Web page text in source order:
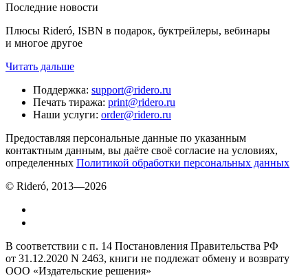
Последние новости
Плюсы Rideró, ISBN в подарок, буктрейлеры, вебинары
и многое другое
Читать дальше
Поддержка: support@ridero.ru
Печать тиража: print@ridero.ru
Наши услуги: order@ridero.ru
Предоставляя персональные данные по указанным
контактным данным, вы даёте своё согласие на условиях,
определенных Политикой обработки персональных данных
© Rideró, 2013—2026
В соответствии с п. 14 Постановления Правительства РФ
от 31.12.2020 N 2463, книги не подлежат обмену и возврату
ООО «Издательские решения»